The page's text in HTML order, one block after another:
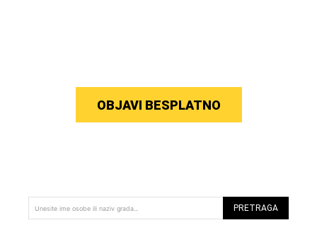
OBJAVI BESPLATNO
Unesite ime osobe ili naziv grada... PRETRAGA